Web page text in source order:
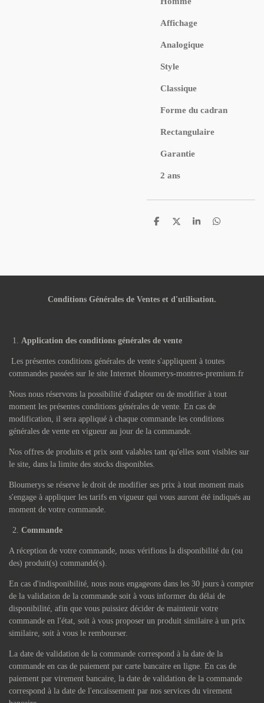
Affichage
Analogique
Style
Classique
Forme du cadran
Rectangulaire
Garantie
2 ans
P
e
P
e
P
e
P
e
Conditions Générales de Ventes et d'utilisation.
Application des conditions générales de vente
Les présentes conditions générales de vente s'appliquent à toutes
commandes passées sur le site Internet bloumerys-montres-premium.fr
Nous nous réservons la possibilité d'adapter ou de modifier à tout
moment les présentes conditions générales de vente. En cas de
modification, il sera appliqué à chaque commande les conditions
générales de vente en vigueur au jour de la commande.
Nos offres de produits et prix sont valables tant qu'elles sont visibles sur
le site, dans la limite des stocks disponibles.
Bloumerys se réserve le droit de modifier ses prix à tout moment mais
s'engage à appliquer les tarifs en vigueur qui vous auront été indiqués au
moment de votre commande.
Commande
A réception de votre commande, nous vérifions la disponibilité du (ou
des) produit(s) commandé(s).
En cas d'indisponibilité, nous nous engageons dans les 30 jours à compter
de la validation de la commande soit à vous informer du délai de
disponibilité, afin que vous puissiez décider de maintenir votre
commande en l'état, soit à vous proposer un produit similaire à un prix
similaire, soit à vous le rembourser.
La date de validation de la commande correspond à la date de la
commande en cas de paiement par carte bancaire en ligne. En cas de
paiement par virement bancaire, la date de validation de la commande
correspond à la date de l'encaissement par nos services du virement